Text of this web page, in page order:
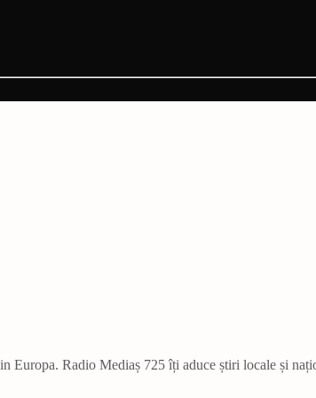
Europa. Radio Mediaș 725 îți aduce știri locale și